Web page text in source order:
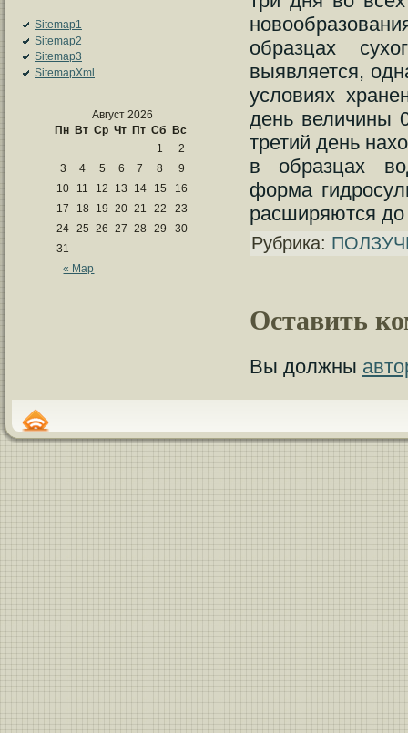
Sitemap1
Sitemap2
Sitemap3
SitemapXml
Август 2026
Пн Вт Ср Чт Пт Сб Вс
« Мар
1
2
3
4 5 6 7 8
9
10
11 12 13 14 15
16
17
18 19 20 21 22
23
24 25 26 27 28 29
30
31
образцах
выявляется,
условиях
день величины
третий день
в образцах
форма
расширяются до
Рубрика:
Оставить
Вы должны